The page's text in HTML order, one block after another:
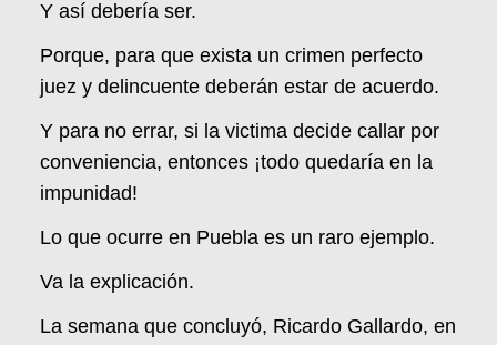
Y así debería ser.
Porque, para que exista un crimen perfecto
juez y delincuente deberán estar de acuerdo.
Y para no errar, si la victima decide callar por
conveniencia, entonces ¡todo quedaría en la
impunidad!
Lo que ocurre en Puebla es un raro ejemplo.
Va la explicación.
La semana que concluyó, Ricardo Gallardo, en